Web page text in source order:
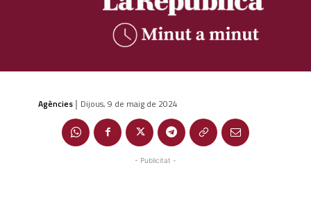
Agències | Dijous, 9 de maig de 2024
- Publicitat -